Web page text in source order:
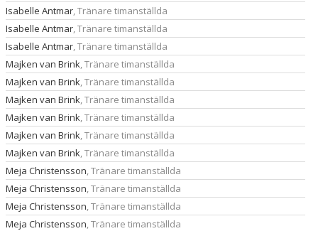
Isabelle Antmar, Tränare timanställda
Isabelle Antmar, Tränare timanställda
Isabelle Antmar, Tränare timanställda
Majken van Brink, Tränare timanställda
Majken van Brink, Tränare timanställda
Majken van Brink, Tränare timanställda
Majken van Brink, Tränare timanställda
Majken van Brink, Tränare timanställda
Majken van Brink, Tränare timanställda
Meja Christensson, Tränare timanställda
Meja Christensson, Tränare timanställda
Meja Christensson, Tränare timanställda
Meja Christensson, Tränare timanställda